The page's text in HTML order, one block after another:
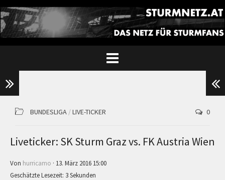
BUNDESLIGA /LIVE-TICKER 0
Liveticker: SK Sturm Graz vs. FK Austria Wien
Von hurricamo · 13. März 2016 15:00
Geschätzte Lesezeit: 3 Sekunden